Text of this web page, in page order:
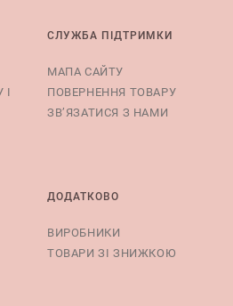
І
СЛУЖБА ПІДТРИМКИ
МАПА САЙТУ
ПОВЕРНЕННЯ ТОВАРУ
ЗВ’ЯЗАТИСЯ З НАМИ
ДОДАТКОВО
ВИРОБНИКИ
ТОВАРИ ЗІ ЗНИЖКОЮ